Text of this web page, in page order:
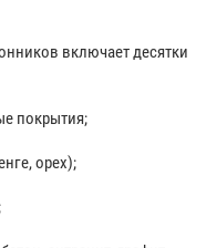
включает десятки
покрытия;
орех);